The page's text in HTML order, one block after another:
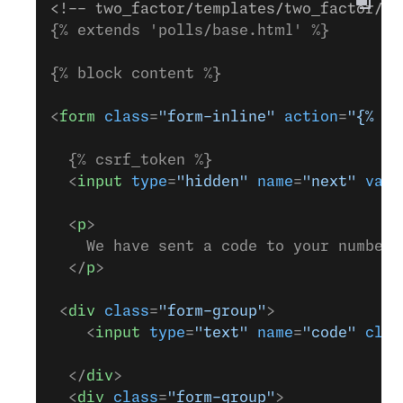
<!-- two_factor/templates/two_factor/
{% extends 'polls/base.html' %}
{% block content %}
<form class="form-inline" action="{%
  {% csrf_token %}
  <
input type="hidden" name="next"
  <
p>
We have sent a code to your
  </
p>
<div class="form-group" >
    <
input type="text" name="code"
  </
div>
  <
div class="form-group" >